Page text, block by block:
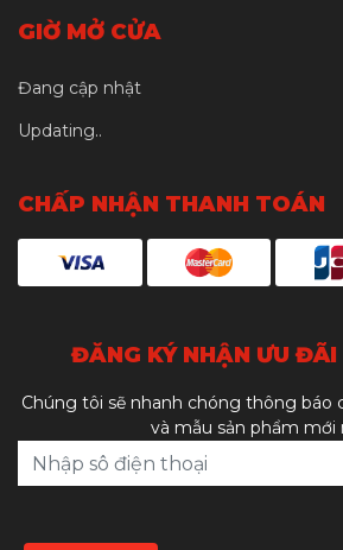
GIỜ MỞ CỬA
Đang cập nhật
Updating..
CHẤP NHẬN THANH TOÁN
ĐĂNG KÝ NHẬN ƯU ĐÃI
Chúng tôi sẽ nhanh chóng thông báo
và mẫu sản phẩm mới